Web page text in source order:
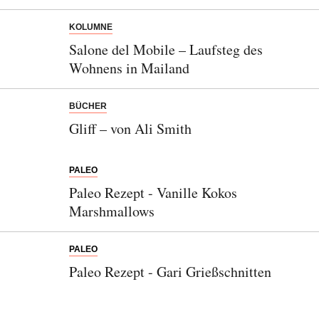
KOLUMNE
Salone del Mobile – Laufsteg des
Wohnens in Mailand
BÜCHER
Gliff – von Ali Smith
PALEO
Paleo Rezept - Vanille Kokos
Marshmallows
PALEO
Paleo Rezept - Gari Grießschnitten